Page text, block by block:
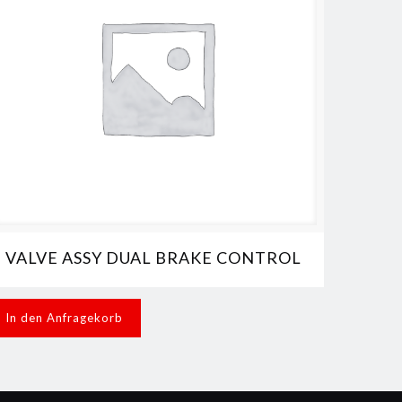
VALVE ASSY DUAL BRAKE CONTROL
In den Anfragekorb